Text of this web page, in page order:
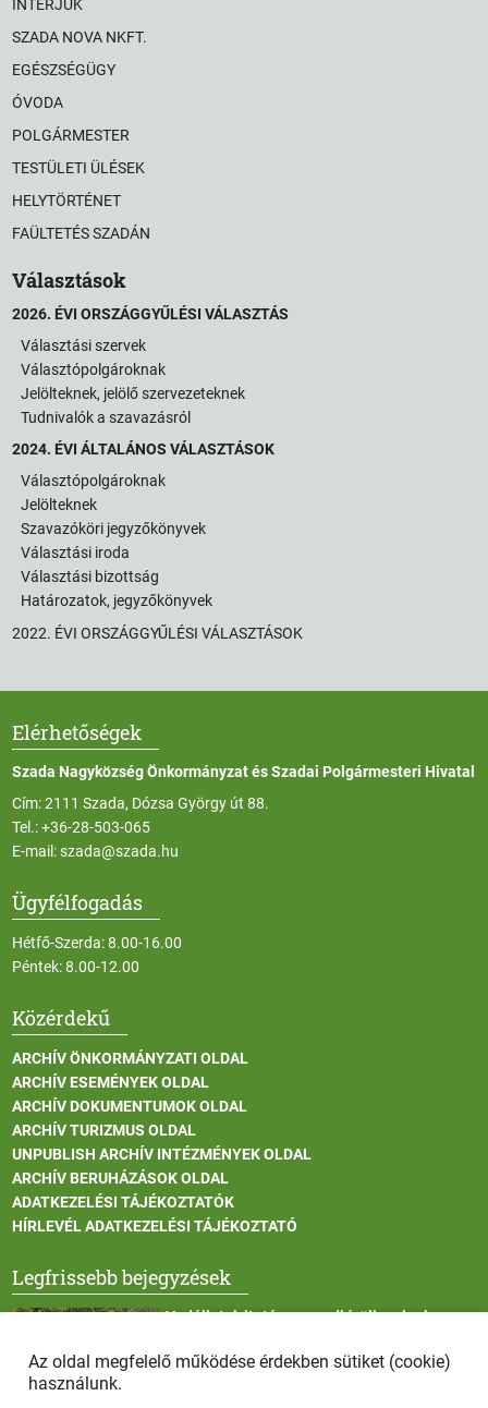
INTERJÚK
SZADA NOVA NKFT.
EGÉSZSÉGÜGY
ÓVODA
POLGÁRMESTER
TESTÜLETI ÜLÉSEK
HELYTÖRTÉNET
FAÜLTETÉS SZADÁN
Választások
2026. ÉVI ORSZÁGGYŰLÉSI VÁLASZTÁS
Választási szervek
Választópolgároknak
Jelölteknek, jelölő szervezeteknek
Tudnivalók a szavazásról
2024. ÉVI ÁLTALÁNOS VÁLASZTÁSOK
Választópolgároknak
Jelölteknek
Szavazóköri jegyzőkönyvek
Választási iroda
Választási bizottság
Határozatok, jegyzőkönyvek
2022. ÉVI ORSZÁGGYŰLÉSI VÁLASZTÁSOK
Elérhetőségek
Szada Nagyközség Önkormányzat és Szadai Polgármesteri Hivatal
Cím: 2111 Szada, Dózsa György út 88.
Tel.:+36-28-503-065
E-mail:szada@szada.hu
Ügyfélfogadás
Hétfő-Szerda: 8.00-16.00
Péntek: 8.00-12.00
Közérdekű
ARCHÍV ÖNKORMÁNYZATI OLDAL
ARCHÍV ESEMÉNYEK OLDAL
ARCHÍV DOKUMENTUMOK OLDAL
ARCHÍV TURIZMUS OLDAL
UNPUBLISH ARCHÍV INTÉZMÉNYEK OLDAL
ARCHÍV BERUHÁZÁSOK OLDAL
ADATKEZELÉSI TÁJÉKOZTATÓK
HÍRLEVÉL ADATKEZELÉSI TÁJÉKOZTATÓ
Legfrissebb bejegyzések
Vadállatok itatása a rendkívüli melegben
Az oldal megfelelő működése érdekben sütiket (cookie)
használunk.